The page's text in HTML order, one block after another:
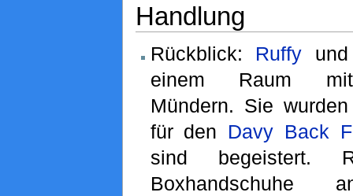
Handlung
Rückblick: Ruffy
einem Raum mit
Mündern. Sie
für den Davy Back
sind begeistert.
Boxhandschuhe